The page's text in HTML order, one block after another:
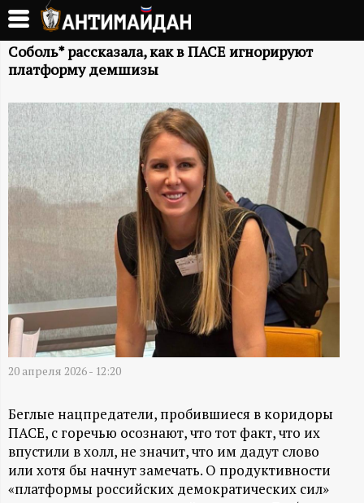
Перейти
основному
содержанию
А
Т
И
М
Й
Д
А
Н
-
и
Соболь* рассказала, как в ПАСЕ игнорируют
платформу демшизы
20 апреля 2026 - 12:20
Беглые нацпредатели, пробившиеся в коридоры
ПАСЕ, с горечью осознают, что тот факт, что их
впустили в холл, не значит, что им дадут слово
или хотя бы начнут замечать. О продуктивности
«платформы российских демократических сил»